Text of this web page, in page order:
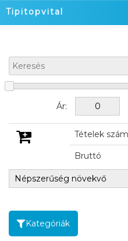
Tipitopvital
Termékeink
Üzleteink
Kapcsolat
Belépés
Ár:
Tételek
Bruttó
Kategóriák